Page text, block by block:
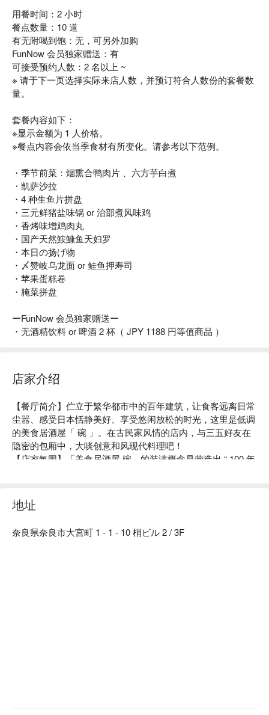
用餐时间：2 小时
餐点数量：10 道
有无附喝到饱：无，可另外加购
FunNow 会员独家赠送：有
可接受预约人数：2 名以上 ~
※ 请于下一页选择实际来店人数，并预订符合人数份的套餐数
量。
套餐内容如下：
※显示金额为 1 人价格。
※餐点内容会依当季食材有所变化。请参考以下范例。
・季节前菜：烟熏合鸭肉片 、六方芋白煮
・凯萨沙拉
・4 种生鱼片拼盘
・三元鲜猪盐味锅 or 治部煮风味鸡
・香烤味增鸡肉丸
・国产天然鮟鱇鱼天妇罗
・本日の扬げ物
・〆赞岐乌龙面 or 鲑鱼押寿司
・苹果蛋糕卷
・腌菜拼盘
ーFunNow 会员独家赠送ー
・无酒精饮料 or 啤酒 2 杯（ JPY 1188 円等值商品 ）
店家介绍
【餐厅简介】伫立于繁华都市中的百年建筑，让食客远离日常
尘嚣、感受日本恬静美好、享受悠闲放松的时光，这里是低调
的美食居酒屋「 碗 」。在古民家风情的店内，与三五好友在
隐密的包厢中，大啖创意和风现代料理吧！
【店家氛围】「美食居酒屋 碗」的装潢概念是营造出 “ 100 年
间。在匠人精心设计的沉稳日式氛围中，以美酒佳肴招待来
客、带您品味日常之美。此外，如同店名「 碗 」（碗）一
手工益子烧，与餐厅装潢完美结合，更衬托料理美味。
地址
奈良県奈良市大宮町 1 - 1 - 10 梢ビル 2 / 3F